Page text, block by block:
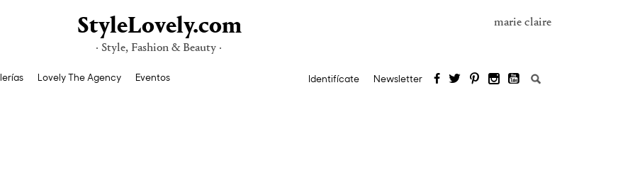
StyleLovely.com
· Style, Fashion & Beauty ·
marie claire
Lovely The Agency Eventos Identifícate Newsletter Buscar: